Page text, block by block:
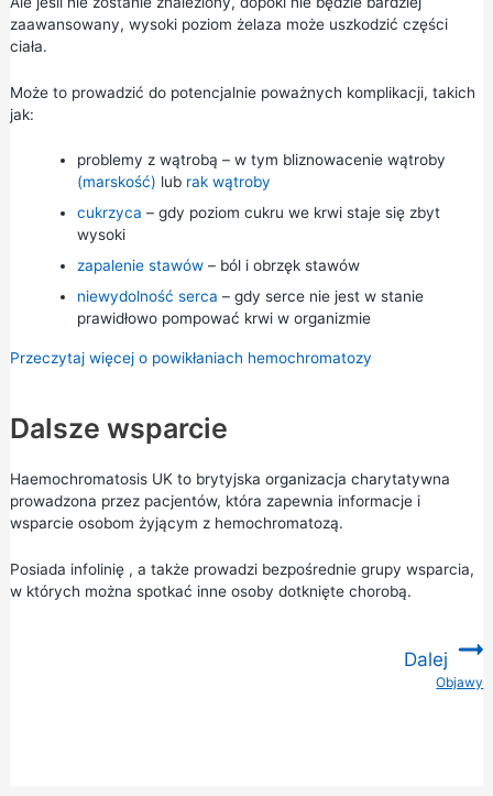
zaawansowany, wysoki poziom żelaza może uszkodzić części
ciała.
Może to prowadzić do potencjalnie poważnych komplikacji, takich
jak:
problemy z wątrobą – w tym bliznowacenie wątroby
(marskość) lub rak wątroby
cukrzyca – gdy poziom cukru we krwi staje się zbyt
wysoki
zapalenie stawów– ból i obrzęk stawów
niewydolność serca – gdy serce nie jest w stanie
prawidłowo pompować krwi w organizmie
Przeczytaj więcej o powikłaniach hemochromatozy
Dalsze wsparcie
Haemochromatosis UKto brytyjska organizacja charytatywna
prowadzona przez pacjentów, która zapewnia informacje i
wsparcie osobom żyjącym z hemochromatozą.
Posiada infolinię, a także prowadzi bezpośrednie grupy wsparcia,
wktórych można spotkać inne osoby dotknięte chorobą.
Dalej
Objawy